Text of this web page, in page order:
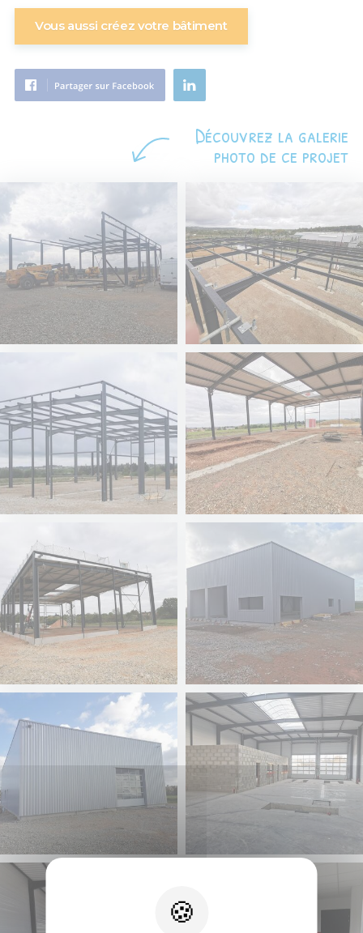
Vous aussi créez votre bâtiment
Découvrez la galerie
photo de ce projet